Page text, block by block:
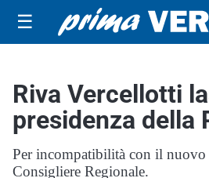
☰
Riva Vercellotti
presidenza della
Per incompatibilità con il
Consigliere Regionale.